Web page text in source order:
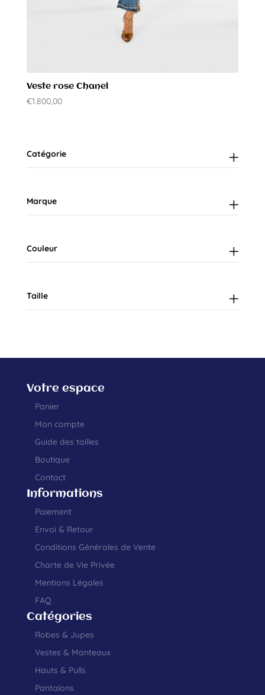
Veste rose Chanel
€1.800,00
Catégorie
Marque
Couleur
Taille
Votre espace
Panier
Mon compte
Guide des tailles
Boutique
Contact
Informations
Paiement
Envoi & Retour
Conditions Générales de Vente
Charte de Vie Privée
Mentions Légales
FAQ
Catégories
Robes & Jupes
Vestes & Manteaux
Hauts & Pulls
Pantalons